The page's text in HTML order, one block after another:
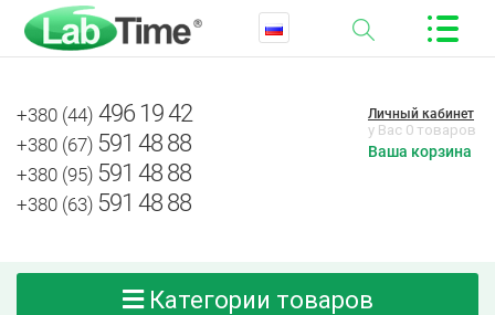
+380 (44) 496 19 42
+380 (67) 591 48 88
+380 (95) 591 48 88
+380 (63) 591 48 88
Личный кабинет
у Вас 0 товаров
Ваша корзина
Категории товаров